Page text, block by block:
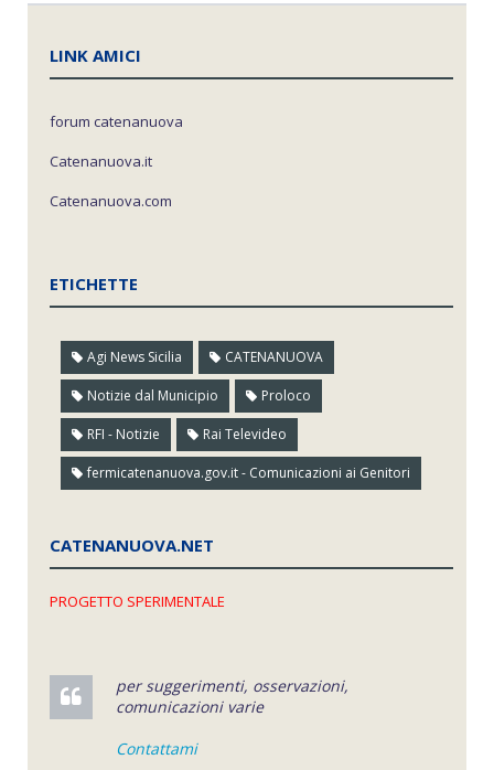
LINK AMICI
forum catenanuova
Catenanuova.it
Catenanuova.com
ETICHETTE
Agi News Sicilia CATENANUOVA
Notizie dal Municipio Proloco
RFI - Notizie Rai Televideo
fermicatenanuova.gov.it - Comunicazioni ai Genitori
CATENANUOVA.NET
PROGETTO SPERIMENTALE
per suggerimenti, osservazioni,
comunicazioni varie
Contattami